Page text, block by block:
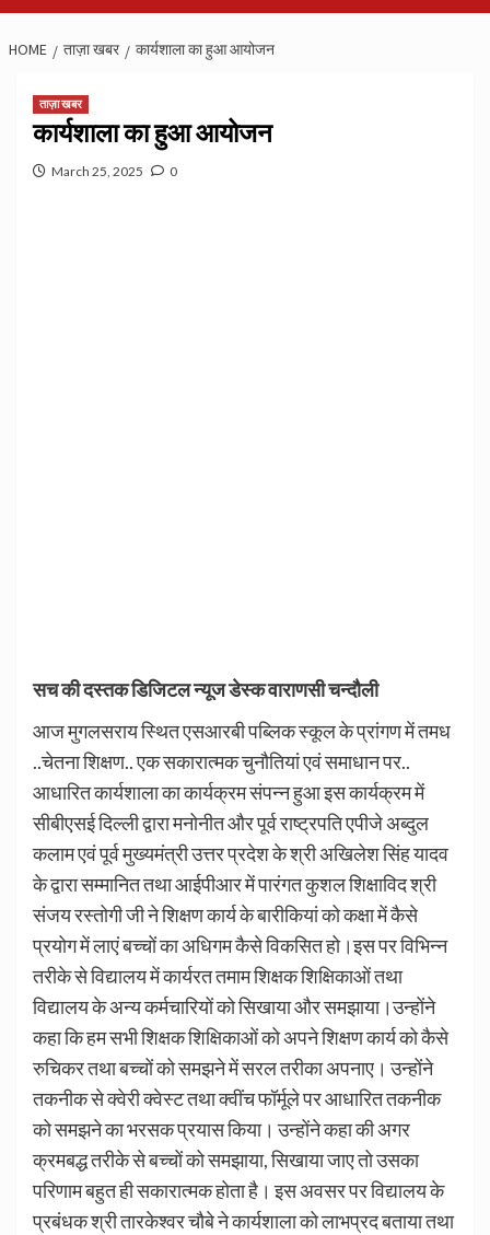
HOME ताज़ा खबर कार्यशाला का हुआ आयोजन
ताज़ा खबर
कार्यशाला का हुआ आयोजन
March 25, 2025 0
सच की दस्तक डिजिटल न्यूज डेस्क वाराणसी चन्दौली
आज मुगलसराय स्थित एसआरबी पब्लिक स्कूल के प्रांगण में तमध
..चेतना शिक्षण.. एक सकारात्मक चुनौतियां एवं समाधान पर..
आधारित कार्यशाला का कार्यक्रम संपन्न हुआ इस कार्यक्रम में
सीबीएसई दिल्ली द्वारा मनोनीत और पूर्व राष्ट्रपति एपीजे अब्दुल
कलाम एवं पूर्व मुख्यमंत्री उत्तर प्रदेश के श्री अखिलेश सिंह यादव
के द्वारा सम्मानित तथा आईपीआर में पारंगत कुशल शिक्षाविद श्री
संजय रस्तोगी जी ने शिक्षण कार्य के बारीकियां को कक्षा में कैसे
प्रयोग में लाएं बच्चों का अधिगम कैसे विकसित हो।इस पर विभिन्न
तरीके से विद्यालय में कार्यरत तमाम शिक्षक शिक्षिकाओं तथा
विद्यालय के अन्य कर्मचारियों को सिखाया और समझाया।उन्होंने
कहा कि हम सभी शिक्षक शिक्षिकाओं को अपने शिक्षण कार्य को कैसे
रुचिकर तथा बच्चों को समझने में सरल तरीका अपनाए। उन्होंने
तकनीक से क्वेरी क्वेस्ट तथा क्वींच फॉर्मूले पर आधारित तकनीक
को समझने का भरसक प्रयास किया। उन्होंने कहा की अगर
क्रमबद्ध तरीके से बच्चों को समझाया, सिखाया जाए तो उसका
परिणाम बहुत ही सकारात्मक होता है। इस अवसर पर विद्यालय के
प्रबंधक श्री तारकेश्वर चौबे ने कार्यशाला को लाभप्रद बताया तथा